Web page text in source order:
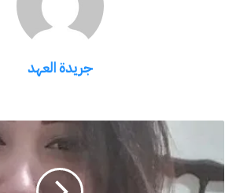
العمل للشباب وتنمية الاقتصاد
العديد من الإجراءات لتحسين مناخ
برامج تدريبية لتأهيل الشباب
في الختام، يظهر تقرير منى سلامة أن
عبدالفتاح السيسي يعمل بجدية
جريدة العهد
السيسي/
أنا